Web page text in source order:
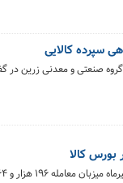
سپرده کالایی
صنعتی و معدنی زرین